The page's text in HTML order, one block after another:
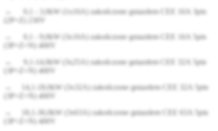
→ 0,1 - 3,0kW (1x16A) zakończone gniazdem CEE 16A 3pin
(2P+Z) 230V
→ 0,1 - 9,0kW (3x16A) zakończone gniazdem CEE 16A 5pin
(3P+Z+N) 400V
→ 9,1-14,0kW (3x25A) zakończone gniazdem CEE 32A 5pin
(3P+Z+N) 400V
→ 14,1-18,0kW (3x32A) zakończone gniazdem CEE 32A 5pin
(3P+Z+N) 400V
→ 18,1-36,0kW (3x63A) zakończone gniazdem CEE 63A 5pin
(3P+Z+N) 400V